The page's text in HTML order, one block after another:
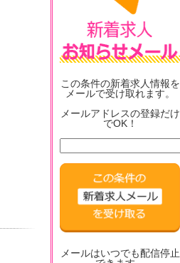
この条件の新着求人情報を
メールで受け取れます。
メールアドレスの登録だけ
でOK！
メールはいつでも配信停止